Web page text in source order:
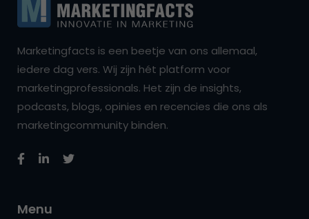
Marketingfacts is een beetje van ons allemaal,
iedere dag vers. Wij zijn hét platform voor
marketingprofessionals. Het zijn de insights,
podcasts, blogs, opinies en recencies die ons als
marketingcommunity binden.
Menu